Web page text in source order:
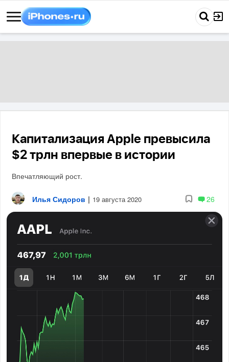
Капитализация Apple превысила
$2 трлн впервые в истории
Впечатляющий рост.
Илья Сидоров | 19 августа 2020 26